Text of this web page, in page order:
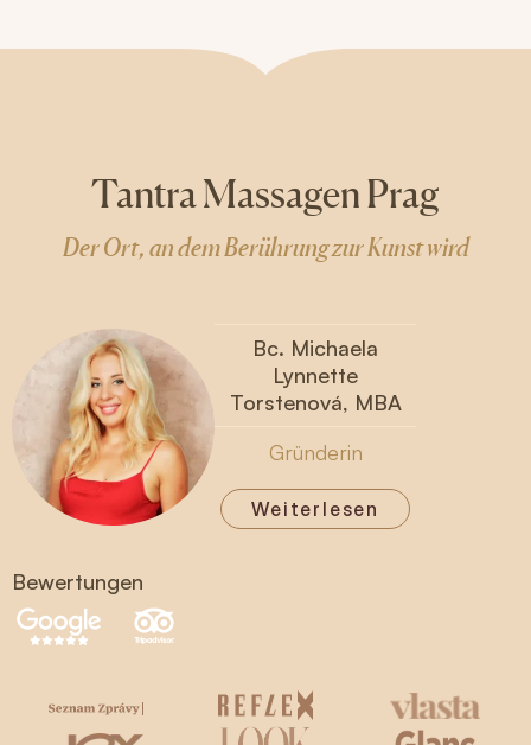
Tantra Massagen Prag
Der Ort, an dem Berührung zur Kunst wird
Bc. Michaela
Lynnette
Torstenová, MBA
Gründerin
Weiterlesen
Bewertungen